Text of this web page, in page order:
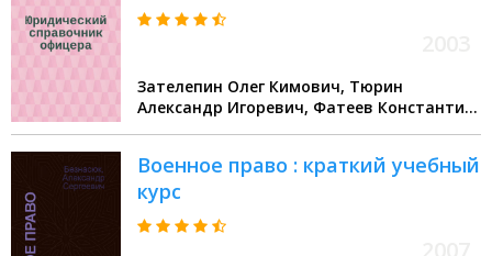
Зателепин Олег Кимович, Тюрин
Александр Игоревич, Фатеев Константин
Военное право : краткий учебный
курс